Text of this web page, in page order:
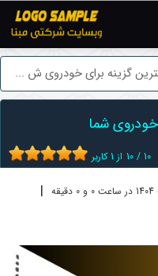
گزینه برای خودروی ش ...
خودروی شما
10 / 10 از 1کاربر
|